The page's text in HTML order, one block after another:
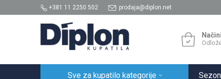
+381 11 2250 502 prodaja@diplon.net
Sve za kupatilo kategorije